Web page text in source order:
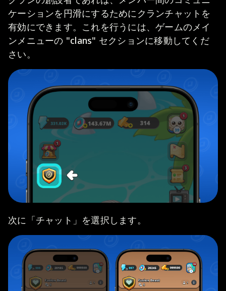
ケーションを円滑にするためにクランチャットを
有効にできます。これを行うには、ゲームのメイ
ンメニューの "clans" セクションに移動してくだ
さい。
次に「チャット」を選択します。